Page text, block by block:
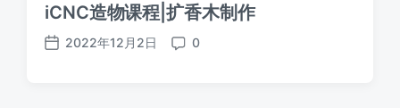
iCNC造物课程|扩香木制作
发
2022年12月2日
评
0